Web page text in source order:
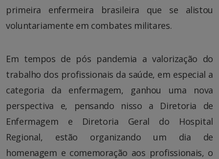
primeira enfermeira brasileira que se alistou
voluntariamente em combates militares.
Em tempos de pós pandemia a valorização do
trabalho dos profissionais da saúde, em especial a
categoria da enfermagem, ganhou uma nova
perspectiva e, pensando nisso a Diretoria de
Enfermagem e Diretoria Geral do Hospital
Regional, estão organizando um dia de
homenagem e comemoração aos profissionais, o